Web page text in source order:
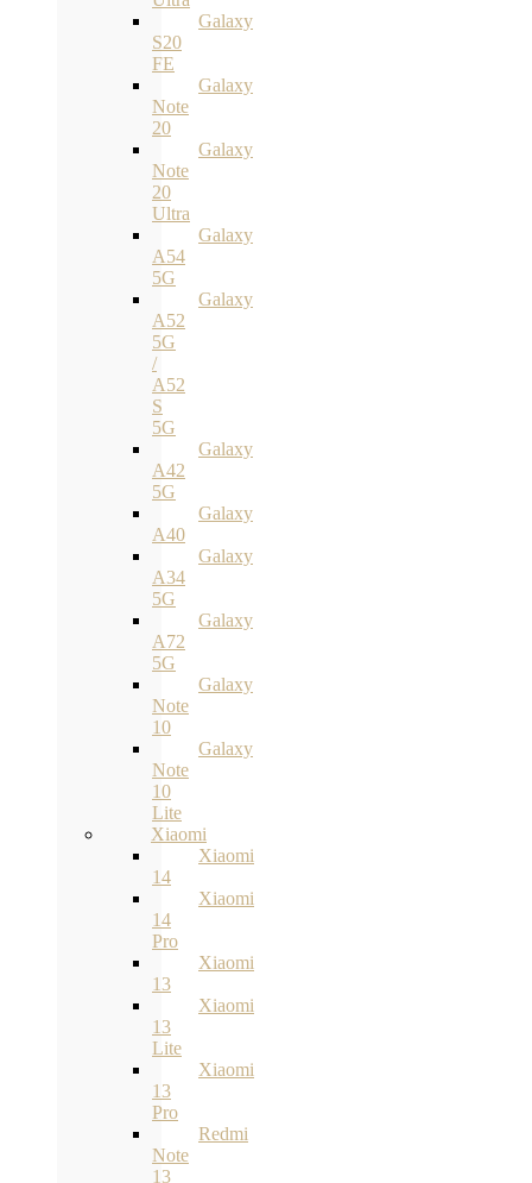
Galaxy
S20
FE
Galaxy
Note
20
Galaxy
Note
20
Ultra
Galaxy
A54
5G
Galaxy
A52
5G
/
A52
S
5G
Galaxy
A42
5G
Galaxy
A40
Galaxy
A34
5G
Galaxy
A72
5G
Galaxy
Note
10
Galaxy
Note
10
Lite
Xiaomi
Xiaomi
14
Xiaomi
14
Pro
Xiaomi
13
Xiaomi
13
Lite
Xiaomi
13
Pro
Redmi
Note
13